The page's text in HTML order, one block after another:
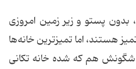
بدون پستو و زیر زمین امروزی
هستند، اما تمیزترین خانه‌ها
شگونش هم که شده خانه تکانی